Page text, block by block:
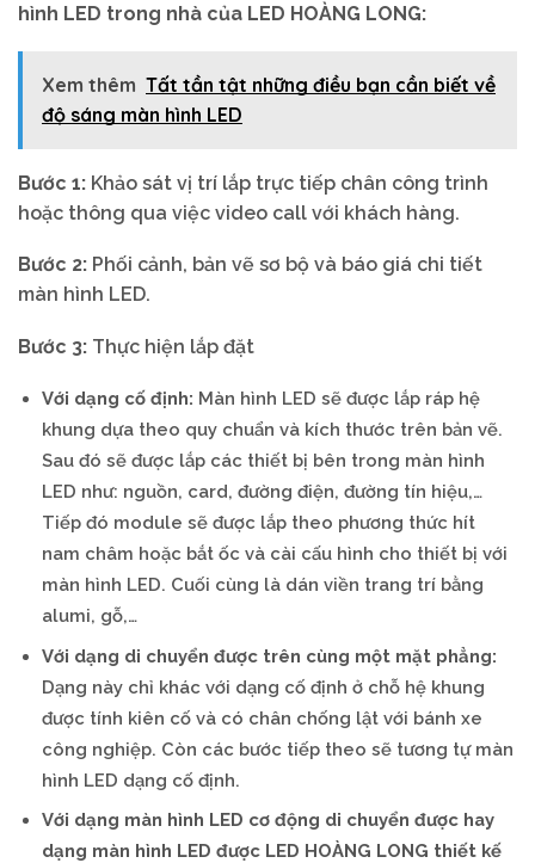
hình LED trong nhà của LED HOÀNG LONG:
Xem thêm Tất tần tật những điều bạn cần biết về
độ sáng màn hình LED
Bước 1: Khảo sát vị trí lắp trực tiếp chân công trình
hoặc thông qua việc video call với khách hàng.
Bước 2: Phối cảnh, bản vẽ sơ bộ và báo giá chi tiết
màn hình LED.
Bước 3: Thực hiện lắp đặt
Với dạng cố định: Màn hình LED sẽ được lắp ráp hệ
khung dựa theo quy chuẩn và kích thước trên bản vẽ.
Sau đó sẽ được lắp các thiết bị bên trong màn hình
LED như: nguồn, card, đường điện, đường tín hiệu,…
Tiếp đó module sẽ được lắp theo phương thức hít
nam châm hoặc bắt ốc và cài cấu hình cho thiết bị với
màn hình LED. Cuối cùng là dán viền trang trí bằng
alumi, gỗ,…
Với dạng di chuyển được trên cùng một mặt phẳng:
Dạng này chỉ khác với dạng cố định ở chỗ hệ khung
được tính kiên cố và có chân chống lật với bánh xe
công nghiệp. Còn các bước tiếp theo sẽ tương tự màn
hình LED dạng cố định.
Với dạng màn hình LED cơ động di chuyển được hay
dạng màn hình LED được LED HOÀNG LONG thiết kế